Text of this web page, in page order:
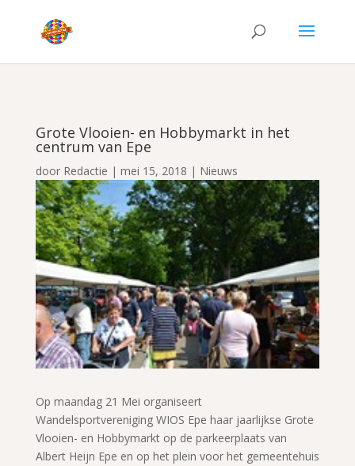
Grote Vlooien- en Hobbymarkt in het
centrum van Epe
door Redactie | mei 15, 2018 | Nieuws
Op maandag 21 Mei organiseert
Wandelsportvereniging WIOS Epe haar jaarlijkse Grote
Vlooien- en Hobbymarkt op de parkeerplaats van
Albert Heijn Epe en op het plein voor het gemeentehuis